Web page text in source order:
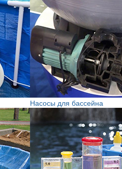
Насосы для бассейна